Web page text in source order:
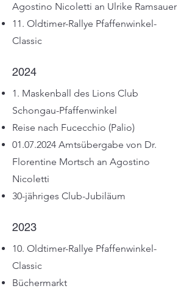
Agostino Nicoletti an Ulrike Ramsauer
11. Oldtimer-Rallye Pfaffenwinkel-
Classic
2024
1. Maskenball des Lions Club
Schongau-Pfaffenwinkel
Reise nach Fucecchio (Palio)
01.07.2024 Amtsübergabe von Dr.
Florentine Mortsch an Agostino
Nicoletti
30-jähriges Club-Jubiläum
2023
10. Oldtimer-Rallye Pfaffenwinkel-
Classic
Büchermarkt